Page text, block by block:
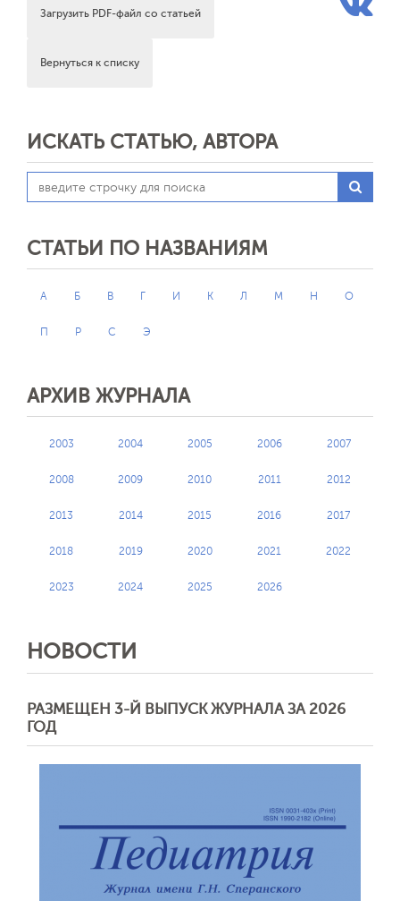
Загрузить PDF-файл со статьей
Вернуться к списку
ИСКАТЬ СТАТЬЮ, АВТОРА
СТАТЬИ ПО НАЗВАНИЯМ
А Б В Г И К Л М Н О
П Р С Э
АРХИВ ЖУРНАЛА
2003 2004 2005 2006 2007
2008 2009 2010 2011 2012
2013 2014 2015 2016 2017
2018 2019 2020 2021 2022
2023 2024 2025 2026
НОВОСТИ
РАЗМЕЩЕН 3-Й ВЫПУСК ЖУРНАЛА ЗА 2026
ГОД